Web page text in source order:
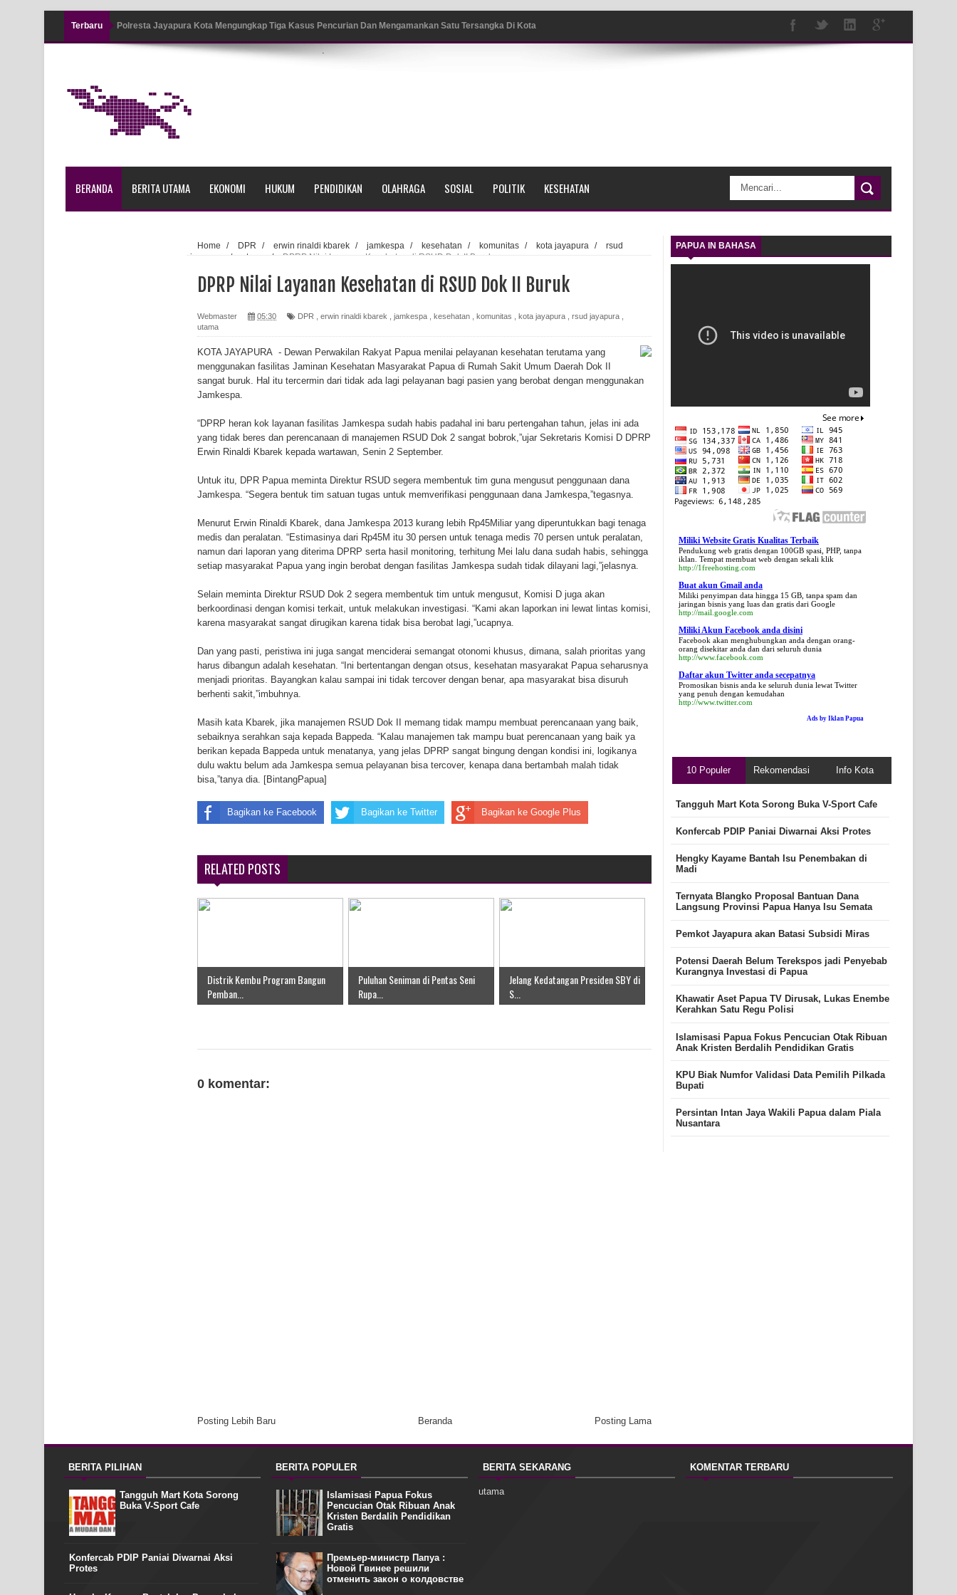
Terbaru Polresta Jayapura Kota Mengungkap Tiga Kasus Pencurian Dan Mengamankan Satu Tersangka Di Kota
Kapolresta Jayapura Kota Mengapresiasi Antusiasme Warga Saat Nonton Bareng Final Piala Dunia 2026 di
Lima Rumah Pribadi Terbakar Di Hamadi Jayapura Selatan
Gempa M3,3 Guncang Nabire, BMKG Imbau Waspada Susulan
Mama-Mama Pasar Lama Sentani Protes Tumpukan Sampah dengan Menghambur ke Tengah Jalan
Polres Jayapura Terima Laporan Hilangnya Agustina Ester Bonsapia
BRI Region 18 Jayapura Salurkan Bantuan CSR untuk RS Bhayangkara Polda Papua pada Peringatan Hari
Mentan Tinjau Program Cetak Sawah dan Penanaman Padi di Merauke
Mantan Sekda Jayawijaya Jadi Tersangka Kasus Korupsi Jalan Lingkar
Papuan Artisans Take Center Stage at Indonesia's National Craft Anniversary in Makassar
Presenter TVRI Papua Barat Yanto Idorway Masih Hilang
Air Terjun Memti Pesona Tersembunyi di Kabupaten Pegunungan Arfak
Pencarian Hari Keenam Korban Hanyut di Air Terjun Memti Belum Hasil, Polisi Periksa Saksi dan Kerahkan
.
BERANDA BERITA UTAMA EKONOMI HUKUM PENDIDIKAN OLAHRAGA SOSIAL POLITIK KESEHATAN
Home / DPR / erwin rinaldi kbarek / jamkespa / kesehatan / komunitas / kota jayapura /
rsud
jayapura
/ utama / DPRP Nilai Layanan Kesehatan di RSUD Dok II Buruk
DPRP Nilai Layanan Kesehatan di RSUD Dok II Buruk
Webmaster 05:30 DPR erwin rinaldi kbarek jamkespa kesehatan komunitas kota jayapura rsud jayapura
utama
KOTA JAYAPURA - Dewan Perwakilan Rakyat Papua menilai pelayanan kesehatan terutama yang
menggunakan fasilitas Jaminan Kesehatan Masyarakat Papua di Rumah Sakit Umum Daerah Dok II
sangat buruk. Hal itu tercermin dari tidak ada lagi pelayanan bagi pasien yang berobat dengan menggunakan
Jamkespa.
“DPRP heran kok layanan fasilitas Jamkespa sudah habis padahal ini baru pertengahan tahun, jelas ini ada
yang tidak beres dan perencanaan di manajemen RSUD Dok 2 sangat bobrok,”ujar Sekretaris Komisi D DPRP
Erwin Rinaldi Kbarek kepada wartawan, Senin 2 September.
Untuk itu, DPR Papua meminta Direktur RSUD segera membentuk tim guna mengusut penggunaan dana
Jamkespa. “Segera bentuk tim satuan tugas untuk memverifikasi penggunaan dana Jamkespa,”tegasnya.
Menurut Erwin Rinaldi Kbarek, dana Jamkespa 2013 kurang lebih Rp45Miliar yang diperuntukkan bagi tenaga
medis dan peralatan. “Estimasinya dari Rp45M itu 30 persen untuk tenaga medis 70 persen untuk peralatan,
namun dari laporan yang diterima DPRP serta hasil monitoring, terhitung Mei lalu dana sudah habis, sehingga
setiap masyarakat Papua yang ingin berobat dengan fasilitas Jamkespa sudah tidak dilayani lagi,”jelasnya.
Selain meminta Direktur RSUD Dok 2 segera membentuk tim untuk mengusut, Komisi D juga akan
berkoordinasi dengan komisi terkait, untuk melakukan investigasi. “Kami akan laporkan ini lewat lintas komisi,
karena masyarakat sangat dirugikan karena tidak bisa berobat lagi,”ucapnya.
Dan yang pasti, peristiwa ini juga sangat menciderai semangat otonomi khusus, dimana, salah prioritas yang
harus dibangun adalah kesehatan. “Ini bertentangan dengan otsus, kesehatan masyarakat Papua seharusnya
menjadi prioritas. Bayangkan kalau sampai ini tidak tercover dengan benar, apa masyarakat bisa disuruh
berhenti sakit,”imbuhnya.
Masih kata Kbarek, jika manajemen RSUD Dok II memang tidak mampu membuat perencanaan yang baik,
sebaiknya serahkan saja kepada Bappeda. “Kalau manajemen tak mampu buat perencanaan yang baik ya
berikan kepada Bappeda untuk menatanya, yang jelas DPRP sangat bingung dengan kondisi ini, logikanya
dulu waktu belum ada Jamkespa semua pelayanan bisa tercover, kenapa dana bertambah malah tidak
bisa,”tanya dia. [BintangPapua]
Bagikan ke Facebook Bagikan ke Twitter Bagikan ke Google Plus
RELATED POSTS
Distrik Kembu Program Bangun
Pemban...
Puluhan Seniman di Pentas Seni
Rupa...
Jelang Kedatangan Presiden SBY di
S...
0 komentar:
Posting Lebih Baru Posting Lama
Beranda
PAPUA IN BAHASA
Miliki Website Gratis Kualitas Terbaik
Pendukung web gratis dengan 100GB spasi, PHP, tanpa
iklan. Tempat membuat web dengan sekali klik
http://1freehosting.com
Buat akun Gmail anda
Miliki penyimpan data hingga 15 GB, tanpa spam dan
jaringan bisnis yang luas dan gratis dari Google
http://mail.google.com
Miliki Akun Facebook anda disini
Facebook akan menghubungkan anda dengan orang-
orang disekitar anda dan dari seluruh dunia
http://www.facebook.com
Daftar akun Twitter anda secepatnya
Promosikan bisnis anda ke seluruh dunia lewat Twitter
yang penuh dengan kemudahan
http://www.twitter.com
Ads by Iklan Papua
10 Populer Rekomendasi Info Kota
Tangguh Mart Kota Sorong Buka V-Sport Cafe
Konfercab PDIP Paniai Diwarnai Aksi Protes
Hengky Kayame Bantah Isu Penembakan di
Madi
Ternyata Blangko Proposal Bantuan Dana
Langsung Provinsi Papua Hanya Isu Semata
Pemkot Jayapura akan Batasi Subsidi Miras
Potensi Daerah Belum Terekspos jadi Penyebab
Kurangnya Investasi di Papua
Khawatir Aset Papua TV Dirusak, Lukas Enembe
Kerahkan Satu Regu Polisi
Islamisasi Papua Fokus Pencucian Otak Ribuan
Anak Kristen Berdalih Pendidikan Gratis
KPU Biak Numfor Validasi Data Pemilih Pilkada
Bupati
Persintan Intan Jaya Wakili Papua dalam Piala
Nusantara
BERITA PILIHAN
Tangguh Mart Kota Sorong
Buka V-Sport Cafe
Konfercab PDIP Paniai Diwarnai Aksi
Protes
BERITA POPULER
Islamisasi Papua Fokus
Pencucian Otak Ribuan Anak
Kristen Berdalih Pendidikan
Gratis
Премьер-министр Папуа :
Новой Гвинее решили
отменить закон о колдовстве
BERITA SEKARANG
utama
KOMENTAR TERBARU